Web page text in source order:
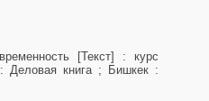
[Текст] : курс
Деловая книга ; Бишкек :